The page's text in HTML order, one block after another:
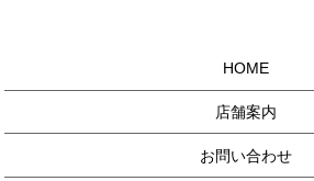
HOME
店舗案内
お問い合わせ